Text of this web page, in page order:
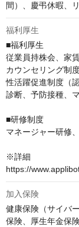
間）、慶弔休暇、
福利厚生
■福利厚生
従業員持株会、家
カウンセリング制
性活躍促進制度（
診断、予防接種、
■研修制度
マネージャー研修
※詳細
https://
加入保険
健康保険（サイバ
保険、厚生年金保